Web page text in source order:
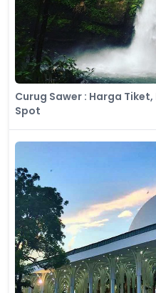
Curug Sawer : Harga
Spot